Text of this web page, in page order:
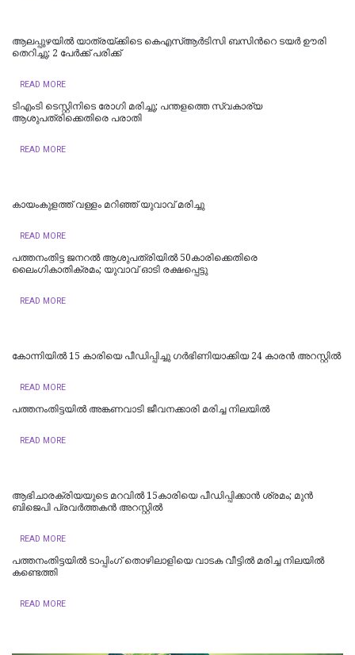
ആലപ്പുഴയിൽ യാത്രയ്ക്കിടെ കെഎസ്ആർടിസി ബസിന്‍റെ ടയർ ഊരി
തെറിച്ചു; 2 പേര്‍ക്ക് പരിക്ക്
READ MORE
ടിഎംടി ടെസ്റ്റിനിടെ രോഗി മരിച്ചു; പന്തളത്തെ സ്വകാര്യ
ആശുപത്രിക്കെതിരെ പരാതി
READ MORE
കായംകുളത്ത് വള്ളം മറിഞ്ഞ് യുവാവ് മരിച്ചു
READ MORE
പത്തനംതിട്ട ജനറൽ ആശുപത്രിയിൽ 50കാരിക്കെതിരെ
ലൈംഗികാതിക്രമം; യുവാവ് ഓടി രക്ഷപ്പെട്ടു
READ MORE
കോന്നിയിൽ 15 കാരിയെ പീഡിപ്പിച്ചു ഗര്‍ഭിണിയാക്കിയ 24 കാരന്‍ അറസ്റ്റില്‍
READ MORE
പത്തനംതിട്ടയിൽ അങ്കണവാടി ജീവനക്കാരി മരിച്ച നിലയിൽ
READ MORE
ആഭിചാരക്രിയയുടെ മറവിൽ 15കാരിയെ പീഡിപ്പിക്കാൻ ശ്രമം; മുന്‍
ബിജെപി പ്രവര്‍ത്തകന്‍ അറസ്റ്റില്‍
READ MORE
പത്തനംതിട്ടയിൽ ടാപ്പിംഗ് തൊഴിലാളിയെ വാടക വീട്ടിൽ മരിച്ച നിലയിൽ
കണ്ടെത്തി
READ MORE